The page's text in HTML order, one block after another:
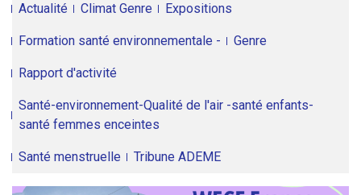
Actualité Climat Genre Expositions
Formation santé environnementale - Genre
Rapport d'activité
Santé-environnement-Qualité de l'air -santé enfants-
santé femmes enceintes
Santé menstruelle Tribune ADEME